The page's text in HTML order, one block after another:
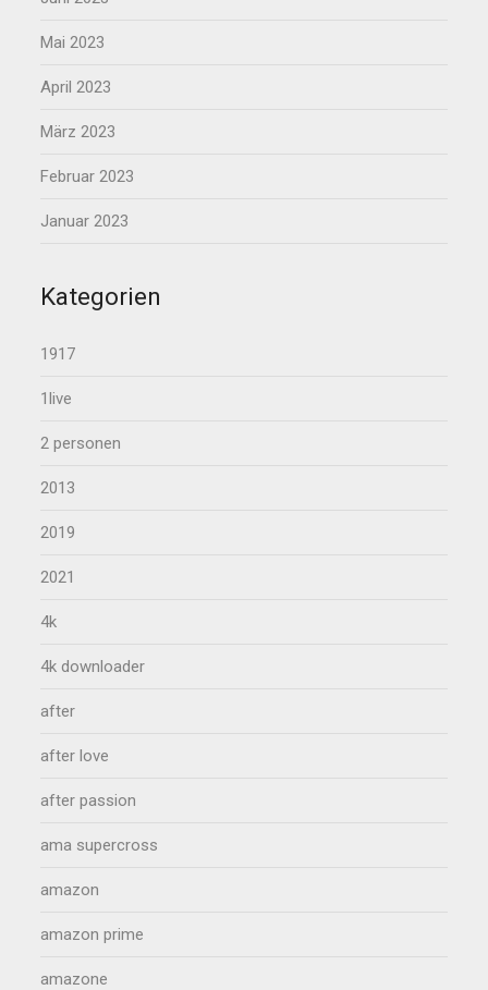
Mai 2023
April 2023
März 2023
Februar 2023
Januar 2023
Kategorien
1917
1live
2 personen
2013
2019
2021
4k
4k downloader
after
after love
after passion
ama supercross
amazon
amazon prime
amazone